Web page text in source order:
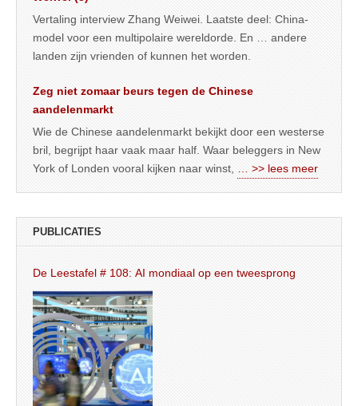
Vertaling interview Zhang Weiwei. Laatste deel: China-
model voor een multipolaire wereldorde. En … andere
landen zijn vrienden of kunnen het worden.
Zeg niet zomaar beurs tegen de Chinese
aandelenmarkt
Wie de Chinese aandelenmarkt bekijkt door een westerse
bril, begrijpt haar vaak maar half. Waar beleggers in New
York of Londen vooral kijken naar winst,
… >> lees meer
PUBLICATIES
De Leestafel # 108: AI mondiaal op een tweesprong